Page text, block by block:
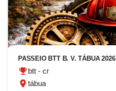
PASSEIO BTT B. V. TÁBUA 2026
btt - cr
tábua